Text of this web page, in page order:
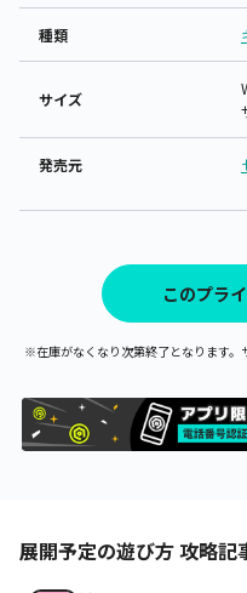
種類
サイズ
発売元
このプラ
※在庫がなくなり次第終了となります。
展開予定の遊び方 攻略記